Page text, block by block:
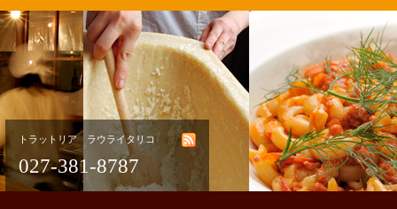
トラットリア ラウライタリコ
027-381-8787